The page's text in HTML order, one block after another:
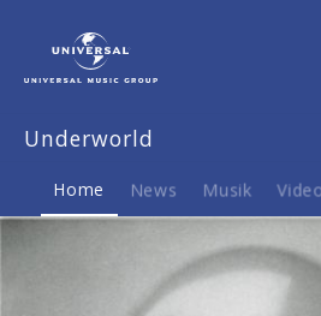
Underworld
Home News Musik